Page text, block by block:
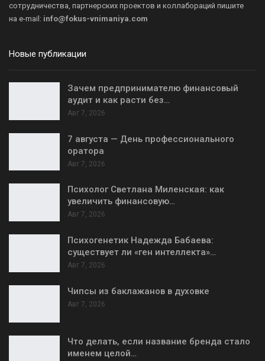
сотрудничества, партнерских проектов и коллабораций пишите
на e-mail: info@fokus-vnimaniya.com
Новые публикации
Зачем предпринимателю финансовый
аудит и как расти без…
Авг 7, 2026
7 августа — День профессионального
оратора
Авг 7, 2026
Психолог Светлана Миленская: как
увеличить финансовую…
Авг 7, 2026
Психогенетик Надежда Бабаева:
существует ли «ген интеллекта»…
Авг 7, 2026
Чипсы из баклажанов в духовке
Авг 7, 2026
Что делать, если название бренда стало
именем целой…